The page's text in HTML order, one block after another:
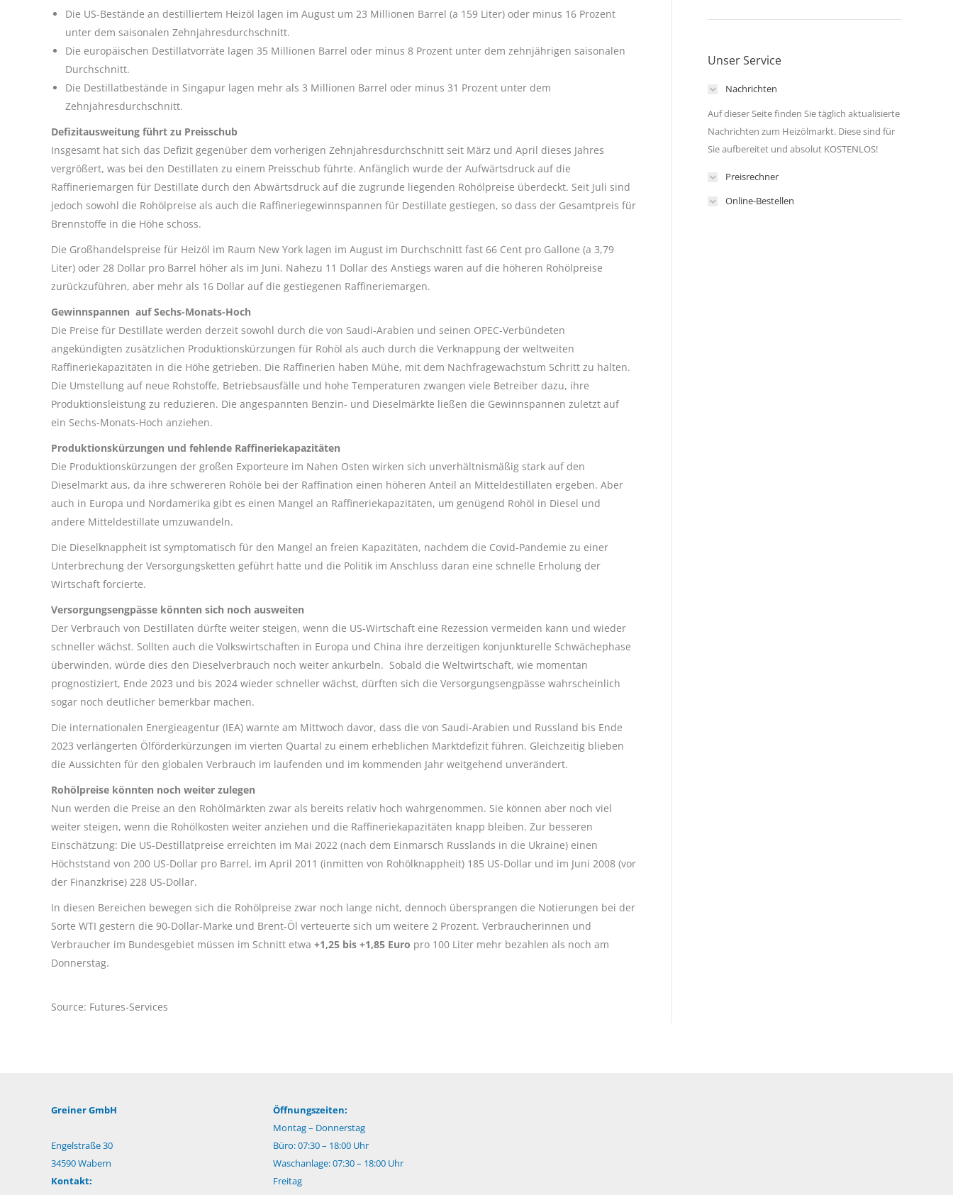
Die US-Bestände an destilliertem Heizöl lagen im August um 23 Millionen Barrel (a 159 Liter) oder minus 16 Prozent
unter dem saisonalen Zehnjahresdurchschnitt.
Die europäischen Destillatvorräte lagen 35 Millionen Barrel oder minus 8 Prozent unter dem zehnjährigen saisonalen
Durchschnitt.
Die Destillatbestände in Singapur lagen mehr als 3 Millionen Barrel oder minus 31 Prozent unter dem
Zehnjahresdurchschnitt.
Defizitausweitung führt zu Preisschub
Insgesamt hat sich das Defizit gegenüber dem vorherigen Zehnjahresdurchschnitt seit März und April dieses Jahres
vergrößert, was bei den Destillaten zu einem Preisschub führte. Anfänglich wurde der Aufwärtsdruck auf die
Raffineriemargen für Destillate durch den Abwärtsdruck auf die zugrunde liegenden Rohölpreise überdeckt. Seit Juli sind
jedoch sowohl die Rohölpreise als auch die Raffineriegewinnspannen für Destillate gestiegen, so dass der Gesamtpreis für
Brennstoffe in die Höhe schoss.
Die Großhandelspreise für Heizöl im Raum New York lagen im August im Durchschnitt fast 66 Cent pro Gallone (a 3,79
Liter) oder 28 Dollar pro Barrel höher als im Juni. Nahezu 11 Dollar des Anstiegs waren auf die höheren Rohölpreise
zurückzuführen, aber mehr als 16 Dollar auf die gestiegenen Raffineriemargen.
Gewinnspannen auf Sechs-Monats-Hoch
Die Preise für Destillate werden derzeit sowohl durch die von Saudi-Arabien und seinen OPEC-Verbündeten
angekündigten zusätzlichen Produktionskürzungen für Rohöl als auch durch die Verknappung der weltweiten
Raffineriekapazitäten in die Höhe getrieben. Die Raffinerien haben Mühe, mit dem Nachfragewachstum Schritt zu halten.
Die Umstellung auf neue Rohstoffe, Betriebsausfälle und hohe Temperaturen zwangen viele Betreiber dazu, ihre
Produktionsleistung zu reduzieren. Die angespannten Benzin- und Dieselmärkte ließen die Gewinnspannen zuletzt auf
ein Sechs-Monats-Hoch anziehen.
Produktionskürzungen und fehlende Raffineriekapazitäten
Die Produktionskürzungen der großen Exporteure im Nahen Osten wirken sich unverhältnismäßig stark auf den
Dieselmarkt aus, da ihre schwereren Rohöle bei der Raffination einen höheren Anteil an Mitteldestillaten ergeben. Aber
auch in Europa und Nordamerika gibt es einen Mangel an Raffineriekapazitäten, um genügend Rohöl in Diesel und
andere Mitteldestillate umzuwandeln.
Die Dieselknappheit ist symptomatisch für den Mangel an freien Kapazitäten, nachdem die Covid-Pandemie zu einer
Unterbrechung der Versorgungsketten geführt hatte und die Politik im Anschluss daran eine schnelle Erholung der
Wirtschaft forcierte.
Versorgungsengpässe könnten sich noch ausweiten
Der Verbrauch von Destillaten dürfte weiter steigen, wenn die US-Wirtschaft eine Rezession vermeiden kann und wieder
schneller wächst. Sollten auch die Volkswirtschaften in Europa und China ihre derzeitigen konjunkturelle Schwächephase
überwinden, würde dies den Dieselverbrauch noch weiter ankurbeln. Sobald die Weltwirtschaft, wie momentan
prognostiziert, Ende 2023 und bis 2024 wieder schneller wächst, dürften sich die Versorgungsengpässe wahrscheinlich
sogar noch deutlicher bemerkbar machen.
Die internationalen Energieagentur (IEA) warnte am Mittwoch davor, dass die von Saudi-Arabien und Russland bis Ende
2023 verlängerten Ölförderkürzungen im vierten Quartal zu einem erheblichen Marktdefizit führen. Gleichzeitig blieben
die Aussichten für den globalen Verbrauch im laufenden und im kommenden Jahr weitgehend unverändert.
Rohölpreise könnten noch weiter zulegen
Nun werden die Preise an den Rohölmärkten zwar als bereits relativ hoch wahrgenommen. Sie können aber noch viel
weiter steigen, wenn die Rohölkosten weiter anziehen und die Raffineriekapazitäten knapp bleiben. Zur besseren
Einschätzung: Die US-Destillatpreise erreichten im Mai 2022 (nach dem Einmarsch Russlands in die Ukraine) einen
Höchststand von 200 US-Dollar pro Barrel, im April 2011 (inmitten von Rohölknappheit) 185 US-Dollar und im Juni 2008 (vor
der Finanzkrise) 228 US-Dollar.
In diesen Bereichen bewegen sich die Rohölpreise zwar noch lange nicht, dennoch übersprangen die Notierungen bei der
Sorte WTI gestern die 90-Dollar-Marke und Brent-Öl verteuerte sich um weitere 2 Prozent. Verbraucherinnen und
Verbraucher im Bundesgebiet müssen im Schnitt etwa +1,25 bis +1,85 Euro pro 100 Liter mehr bezahlen als noch am
Donnerstag.
Source: Futures-Services
Unser Service
Nachrichten
Auf dieser Seite finden Sie täglich aktualisierte
Nachrichten zum Heizölmarkt. Diese sind für
Sie aufbereitet und absolut KOSTENLOS!
Preisrechner
Online-Bestellen
Greiner GmbH
Engelstraße 30
34590 Wabern
Kontakt:
Öffnungszeiten:
Montag – Donnerstag
Büro: 07:30 – 18:00 Uhr
Waschanlage: 07:30 – 18:00 Uhr
Freitag